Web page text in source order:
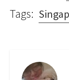
Tags: